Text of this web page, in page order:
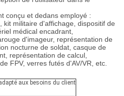
conçu et dedans employé :
kit militaire d'affichage, dispositif de
médical encadrant,
d'imageur, représentation de
nocturne de soldat, casque de
représentation de calcul,
FPV, verres futés d'AV/VR, etc.
aux besoins du client